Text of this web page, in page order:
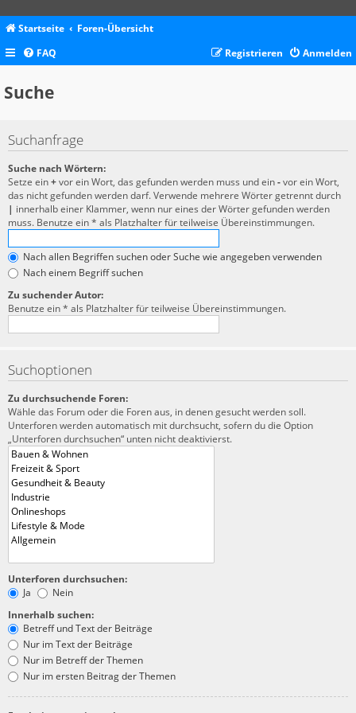
Startseite
Foren-Übersicht
FAQ
Anmelden
Registrieren
Suche
Suchanfrage
Suche nach Wörtern:
Setze ein+vor ein Wort, das gefunden werden muss und ein-vor ein Wort,
das nicht gefunden werden darf. Verwende mehrere Wörter getrennt durch
| innerhalb einer Klammer, wenn nur eines der Wörter gefunden werden
muss. Benutze ein * als Platzhalter für teilweise Übereinstimmungen.
Nach allen Begriffen suchen oder Suche wie angegeben verwenden
Nach einem Begriff suchen
Zu suchender Autor:
Benutze ein * als Platzhalter für teilweise Übereinstimmungen.
Suchoptionen
Zu durchsuchende Foren:
Wähle das Forum oder die Foren aus, in denen gesucht werden soll.
Unterforen werden automatisch mit durchsucht, sofern du die Option
„Unterforen durchsuchen“ unten nicht deaktivierst.
Unterforen durchsuchen:
Ja
Nein
Innerhalb suchen:
Betreff und Text der Beiträge
Nur im Text der Beiträge
Nur im Betreff der Themen
Nur im ersten Beitrag der Themen